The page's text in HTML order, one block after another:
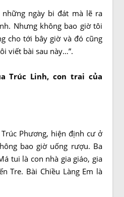
ngày bi đát mà lẽ ra
Nhưng không bao giờ tôi
cho tới bây giờ và đó cũng
viết bài sau này…”.
Trúc Linh, con trai của
Phương, hiện định cư ở
bao giờ uống rượu. Ba
tui là con nhà gia giáo, gia
Tre. Bài Chiều Làng Em là